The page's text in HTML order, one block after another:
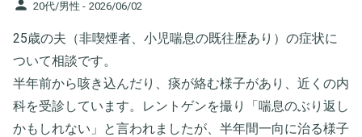
person 20代/男性 - 2026/06/02
25歳の夫（非喫煙者、小児喘息の既往歴あり）の症状に
ついて相談です。
半年前から咳き込んだり、痰が絡む様子があり、近くの内
科を受診しています。レントゲンを撮り「喘息のぶり返し
かもしれない」と言われましたが、半年間一向に治る様子